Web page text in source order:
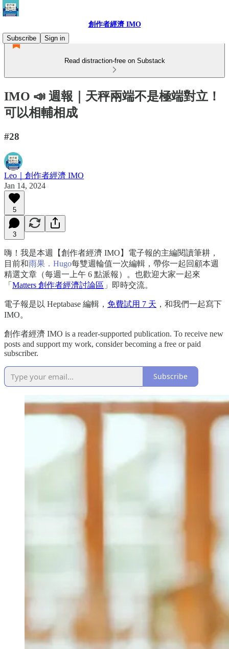
創作者經濟 IMO
Subscribe
Sign in
Read distraction-free on Substack
IMO 📣 週報｜天秤兩端不是極端對立！
可以相輔相成
#28
Leo｜創作者經濟 IMO
Jan 14, 2024
5
3
嗨！我是本週【創作者經濟 IMO】電子報的主編閱讀筆耕，
目前和雨果．Hugo每雙週輪值一次編輯，帶你一起回顧本週
精選文章（每週一上午 6 點派報）。也歡迎大家一起來
「 Matters 創作者經濟討論區 」即時交流。
電子報是以 Heptabase 編輯， 免費試用 7 天 ，和我們一起寫下
IMO。
創作者經濟 IMO is a reader-supported publication. To receive new
posts and support my work, consider becoming a free or paid
subscriber.
Subscribe